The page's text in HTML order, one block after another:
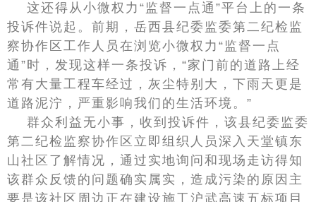
这还得从小微权力“监督一点通”平台上的一条
投诉件说起。前期，岳西县纪委监委第二纪检监
察协作区工作人员在浏览小微权力“监督一点
通”时，发现这样一条投诉，“家门前的道路上经
常有大量工程车经过，灰尘特别大，下雨天更是
道路泥泞，严重影响我们的生活环境。”
群众利益无小事，收到投诉件，该县纪委监委
第二纪检监察协作区立即组织人员深入天堂镇东
山社区了解情况，通过实地询问和现场走访得知
该群众反馈的问题确实属实，造成污染的原因主
要是该社区周边正在建设施工沪武高速五标项目